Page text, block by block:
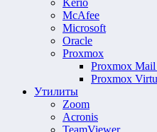
McAfee
Microsoft
Oracle
Proxmox
Proxmox
Proxmox
Утилиты
Zoom
Acronis
TeamViewer